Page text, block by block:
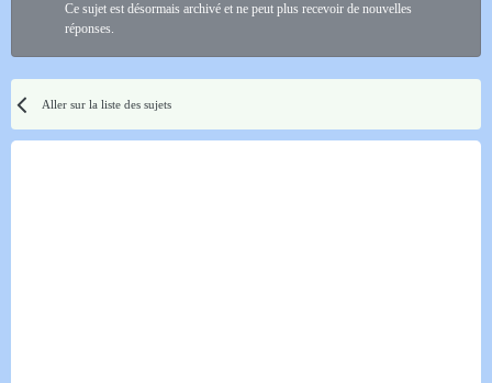
Ce sujet est désormais archivé et ne peut plus recevoir de nouvelles
réponses.
Aller sur la liste des sujets